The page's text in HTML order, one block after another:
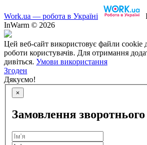
Work.ua — робота в Україні
InWarm © 2026
Цей веб-сайт використовує файли cookie
роботи користувачів. Для отримання
дивіться. Умови використання
Згоден
Дякуємо!
×
Замовлення зворотнього